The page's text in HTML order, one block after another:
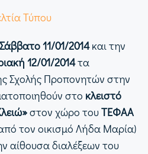
Τύπου
Σάββατο 11/01/2014και την
12/01/2014τα
Σχολής Προπονητών στην
στο κλειστό
στον χώρο τουΤΕΦΑΑ
τον οικισμό Λήδα Μαρία)
αίθουσα διαλέξεων του